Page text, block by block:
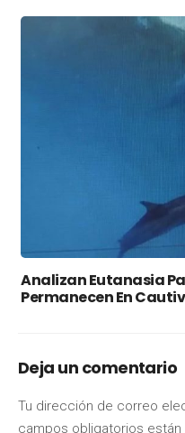
Analizan Eutanasia
Permanecen En
Deja un comentario
Tu dirección de correo
campos obligatorios